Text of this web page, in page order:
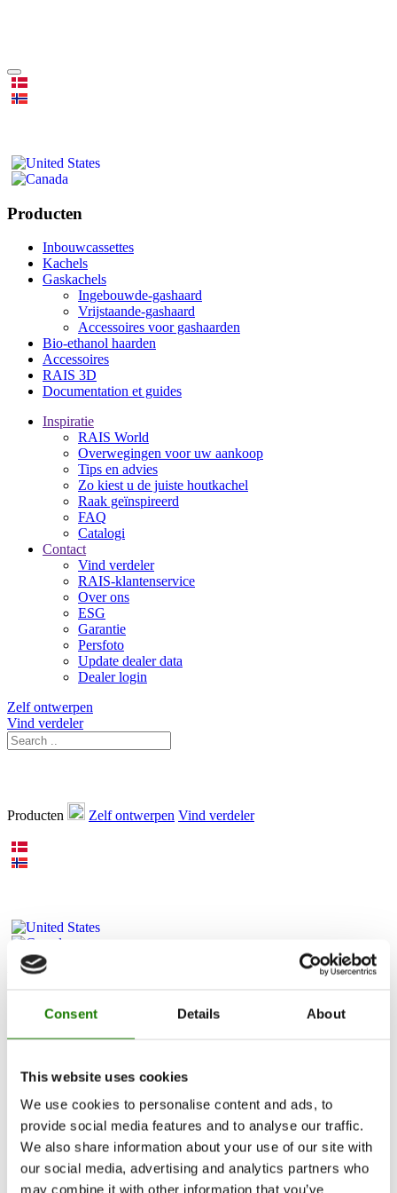
Consent Details About
This website uses cookies
We use cookies to personalise content and ads, to
provide social media features and to analyse our traffic.
We also share information about your use of our site with
our social media, advertising and analytics partners who
may combine it with other information that you’ve
Producten
Inbouwcassettes
Kachels
Gaskachels
Ingebouwde-gashaard
Vrijstaande-gashaard
Accessoires voor gashaarden
Bio-ethanol haarden
Accessoires
RAIS 3D
Documentation et guides
Inspiratie
RAIS World
Overwegingen voor uw aankoop
Tips en advies
Zo kiest u de juiste houtkachel
Raak geïnspireerd
FAQ
Catalogi
Contact
Vind verdeler
RAIS-klantenservice
Over ons
ESG
Garantie
Persfoto
Update dealer data
Dealer login
Zelf ontwerpen
Vind verdeler
Producten Zelf ontwerpen Vind verdeler
Producten
Inbouwcassettes
Gaskachels
Vrijstaande-gashaard
Bio-ethanol haarden
Accessoires
RAIS 3D
Documentation et guides
Inspiratie